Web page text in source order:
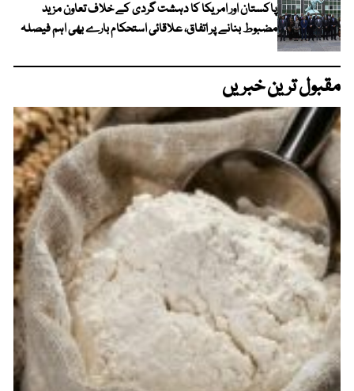
پاکستان اور امریکا کا دہشت گردی کے خلاف تعاون مزید
مضبوط بنانے پر اتفاق، علاقائی استحکام بارے بھی اہم فیصلہ
مقبول ترین خبریں